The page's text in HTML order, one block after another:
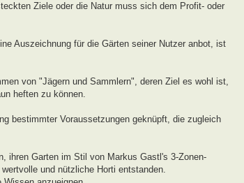
Ziele oder die Natur muss sich dem Profit- oder
Auszeichnung für die Gärten seiner Nutzer anbot, ist
von "Jägern und Sammlern", deren Ziel es wohl ist,
heften zu können.
bestimmter Voraussetzungen geknüpft, die zugleich
ihren Garten im Stil von Markus Gastl's 3-Zonen-
und nützliche Horti entstanden.